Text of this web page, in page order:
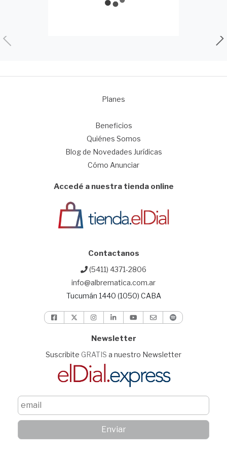
Planes
Beneficios
Quiénes Somos
Blog de Novedades Jurídicas
Cómo Anunciar
Accedé a nuestra tienda online
Contactanos
(5411) 4371-2806
info@albrematica.com.ar
Tucumán 1440 (1050) CABA
Newsletter
Suscribite GRATIS a nuestro Newsletter